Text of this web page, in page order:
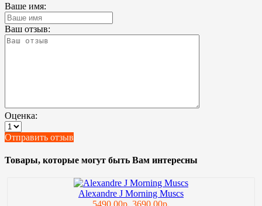
Ваше имя:
Ваш отзыв:
Оценка:
Отправить отзыв
Товары, которые могут быть Вам интересны
Alexandre J Morning Muscs